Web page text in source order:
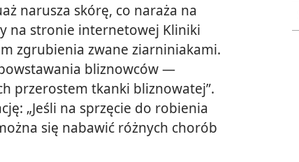
narusza skórę, co naraża na
na stronie internetowej Kliniki
zgrubienia zwane ziarniniakami.
bliznowców —
przerostem tkanki bliznowatej”.
„Jeśli na sprzęcie do robienia
się nabawić różnych chorób